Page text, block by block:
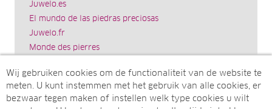
Juwelo.es
El mundo de las piedras preciosas
Juwelo.fr
Monde des pierres
Il mondo delle gemme
World of Gemstones
Wij gebruiken cookies om de functionaliteit van de website te
meten. U kunt instemmen met het gebruik van alle cookies, er
bezwaar tegen maken of instellen welk type cookies u wilt